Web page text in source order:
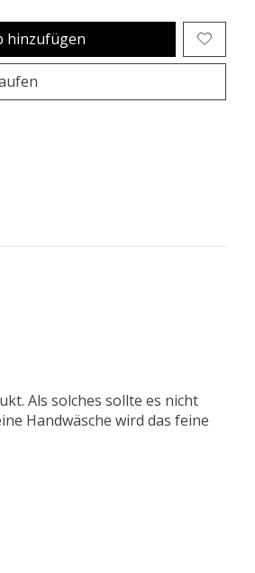
hinzufügen
Als solches sollte es nicht
Handwäsche wird das feine